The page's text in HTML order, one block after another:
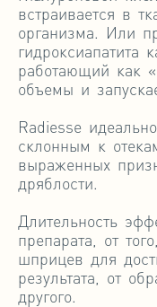
встраивается в
организма. Или
гидроксиапатита
работающий как
объемы и
Radiesse
склонным к
выраженных
дряблости.
Длительность
препарата, от
шприцев для
результата, от
другого.